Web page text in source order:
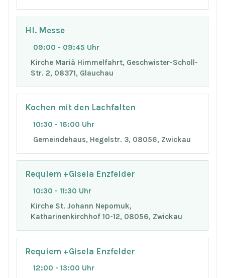
Hl. Messe
09:00 - 09:45 Uhr
Kirche Mariä Himmelfahrt, Geschwister-Scholl-
Str. 2, 08371, Glauchau
Kochen mit den Lachfalten
10:30 - 16:00 Uhr
Gemeindehaus, Hegelstr. 3, 08056, Zwickau
Requiem +Gisela Enzfelder
10:30 - 11:30 Uhr
Kirche St. Johann Nepomuk,
Katharinenkirchhof 10-12, 08056, Zwickau
Requiem +Gisela Enzfelder
12:00 - 13:00 Uhr